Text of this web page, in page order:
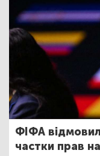
ФІФА
частки прав